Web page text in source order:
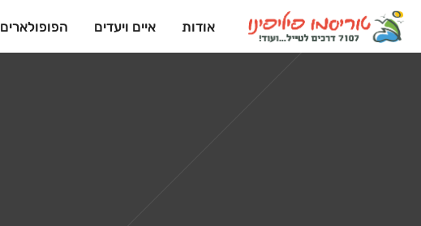
אודות איים ויעדים הפופולארים